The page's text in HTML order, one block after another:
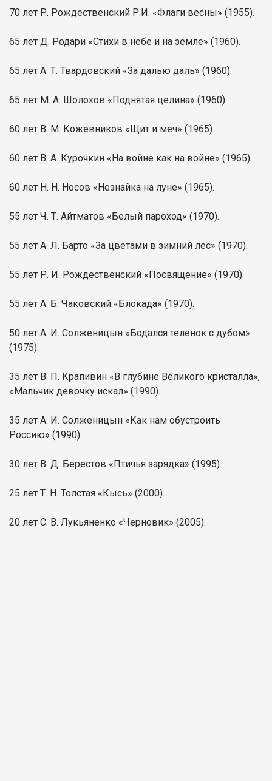
70 лет Р. Рождественский Р.И. «Флаги весны» (1955).
65 лет Д. Родари «Стихи в небе и на земле» (1960).
65 лет А. Т. Твардовский «За далью даль» (1960).
65 лет М. А. Шолохов «Поднятая целина» (1960).
60 лет В. М. Кожевников «Щит и меч» (1965).
60 лет В. А. Курочкин «На войне как на войне» (1965).
60 лет Н. Н. Носов «Незнайка на луне» (1965).
55 лет Ч. Т. Айтматов «Белый пароход» (1970).
55 лет А. Л. Барто «За цветами в зимний лес» (1970).
55 лет Р. И. Рождественский «Посвящение» (1970).
55 лет А. Б. Чаковский «Блокада» (1970).
50 лет А. И. Солженицын «Бодался теленок с дубом»
(1975).
35 лет В. П. Крапивин «В глубине Великого кристалла»,
«Мальчик девочку искал» (1990).
35 лет А. И. Солженицын «Как нам обустроить
Россию» (1990).
30 лет В. Д. Берестов «Птичья зарядка» (1995).
25 лет Т. Н. Толстая «Кысь» (2000).
20 лет С. В. Лукьяненко «Черновик» (2005).